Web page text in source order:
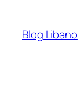
Blog Libano